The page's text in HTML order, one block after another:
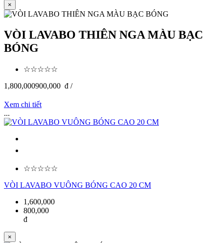
×
VÒI LAVABO THIÊN NGA MÀU BẠC
BÓNG
☆☆☆☆☆
1,800,000900,000 đ /
Xem chi tiết
...
☆☆☆☆☆
VÒI LAVABO VUÔNG BÓNG CAO 20 CM
1,600,000
800,000
đ
×